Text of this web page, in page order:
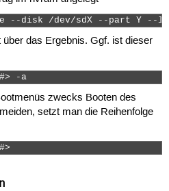
--disk /dev/sdX --part Y --
das Ergebnis. Ggf. ist dieser
-a
zwecks Booten des
setzt man die Reihenfolge